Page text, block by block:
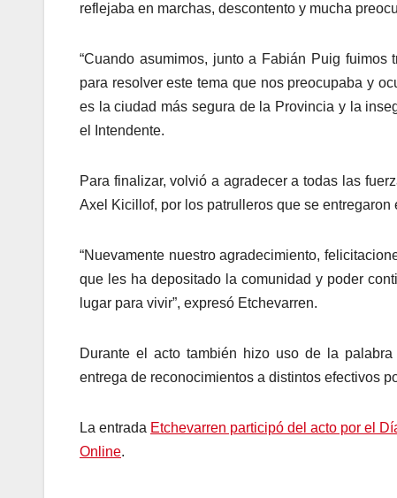
reflejaba en marchas, descontento y mucha
“Cuando asumimos, junto a Fabián Puig
para resolver este tema que nos preocupaba y
es la ciudad más segura de la Provincia y la
el Intendente.
Para finalizar, volvió a agradecer a todas las
Axel Kicillof, por los patrulleros que se entregaron
“Nuevamente nuestro agradecimiento,
que les ha depositado la comunidad y poder
lugar para vivir”, expresó Etchevarren.
Durante el acto también hizo uso de la
entrega de reconocimientos a distintos efectivos
La entrada Etchevarren participó del acto por el
Online.